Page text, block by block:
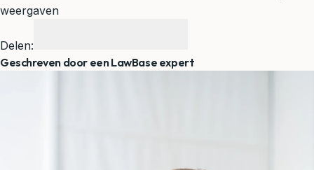
weergaven
Delen:
Geschreven door een LawBase expert